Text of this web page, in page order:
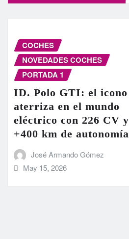
COCHES
NOVEDADES COCHES
PORTADA 1
ID. Polo GTI: el icono
aterriza en el mundo
eléctrico con 226 CV y
+400 km de autonomía
José Armando Gómez
May 15, 2026